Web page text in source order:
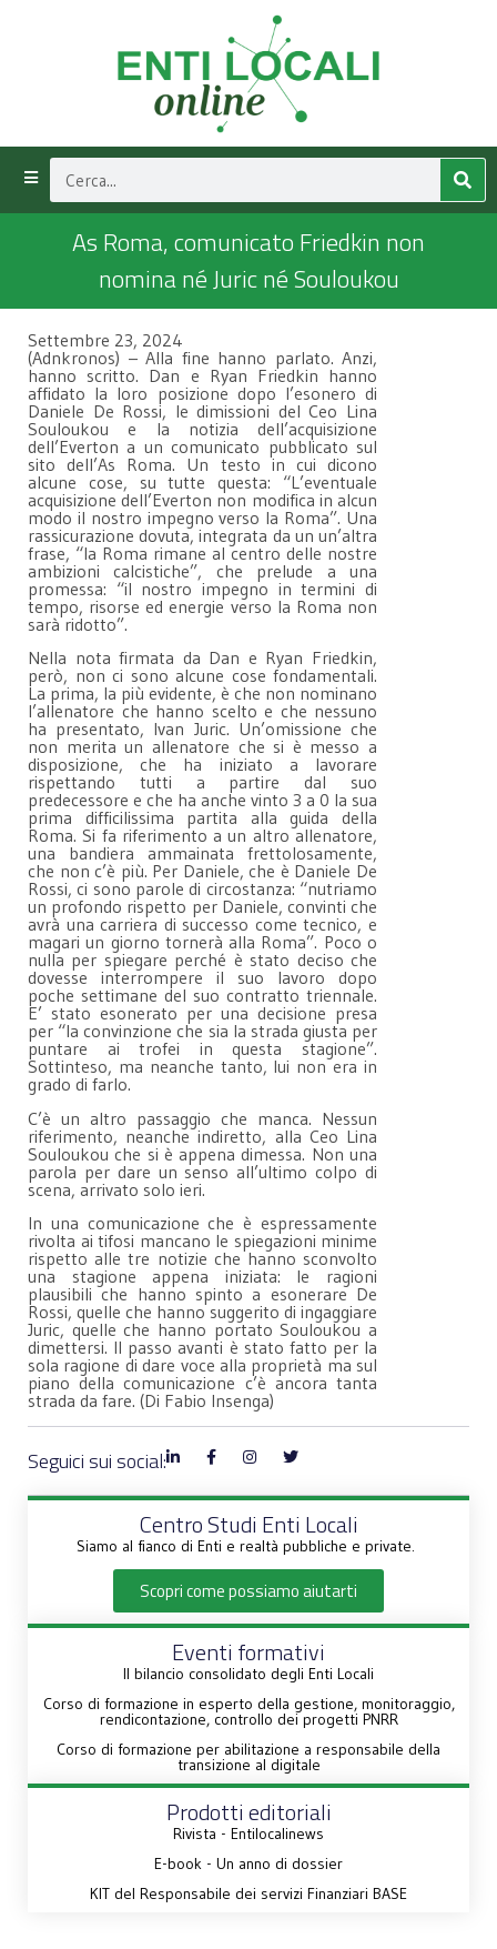
As Roma, comunicato Friedkin non
nomina né Juric né Souloukou
Settembre 23, 2024
(Adnkronos) – Alla fine hanno parlato. Anzi,
hanno scritto. Dan e Ryan Friedkin hanno
affidato la loro posizione dopo l’esonero di
Daniele De Rossi, le dimissioni del Ceo Lina
Souloukou e la notizia dell’acquisizione
dell’Everton a un comunicato pubblicato sul
sito dell’As Roma. Un testo in cui dicono
alcune cose, su tutte questa: “L’eventuale
acquisizione dell’Everton non modifica in alcun
modo il nostro impegno verso la Roma”. Una
rassicurazione dovuta, integrata da un un’altra
frase, “la Roma rimane al centro delle nostre
ambizioni calcistiche”, che prelude a una
promessa: “il nostro impegno in termini di
tempo, risorse ed energie verso la Roma non
sarà ridotto”.
Nella nota firmata da Dan e Ryan Friedkin,
però, non ci sono alcune cose fondamentali.
La prima, la più evidente, è che non nominano
l’allenatore che hanno scelto e che nessuno
ha presentato, Ivan Juric. Un’omissione che
non merita un allenatore che si è messo a
disposizione, che ha iniziato a lavorare
rispettando tutti a partire dal suo
predecessore e che ha anche vinto 3 a 0 la sua
prima difficilissima partita alla guida della
Roma. Si fa riferimento a un altro allenatore,
una bandiera ammainata frettolosamente,
che non c’è più. Per Daniele, che è Daniele De
Rossi, ci sono parole di circostanza: “nutriamo
un profondo rispetto per Daniele, convinti che
avrà una carriera di successo come tecnico, e
magari un giorno tornerà alla Roma”. Poco o
nulla per spiegare perché è stato deciso che
dovesse interrompere il suo lavoro dopo
poche settimane del suo contratto triennale.
E’ stato esonerato per una decisione presa
per “la convinzione che sia la strada giusta per
puntare ai trofei in questa stagione”.
Sottinteso, ma neanche tanto, lui non era in
grado di farlo.
C’è un altro passaggio che manca. Nessun
riferimento, neanche indiretto, alla Ceo Lina
Souloukou che si è appena dimessa. Non una
parola per dare un senso all’ultimo colpo di
scena, arrivato solo ieri.
In una comunicazione che è espressamente
rivolta ai tifosi mancano le spiegazioni minime
rispetto alle tre notizie che hanno sconvolto
una stagione appena iniziata: le ragioni
plausibili che hanno spinto a esonerare De
Rossi, quelle che hanno suggerito di ingaggiare
Juric, quelle che hanno portato Souloukou a
dimettersi. Il passo avanti è stato fatto per la
sola ragione di dare voce alla proprietà ma sul
piano della comunicazione c’è ancora tanta
strada da fare. (Di Fabio Insenga)
Seguici sui social:
Centro Studi Enti Locali
Siamo al fianco di Enti e realtà pubbliche e private.
Scopri come possiamo aiutarti
Eventi formativi
Il bilancio consolidato degli Enti Locali
Corso di formazione in esperto della gestione, monitoraggio,
rendicontazione, controllo dei progetti PNRR
Corso di formazione per abilitazione a responsabile della
transizione al digitale
Prodotti editoriali
Rivista - Entilocalinews
E-book - Un anno di dossier
KIT del Responsabile dei servizi Finanziari BASE